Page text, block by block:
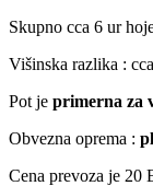
Skupno cca 6 ur
Višinska razlika :
Pot je primerna za
Obvezna oprema :
Cena prevoza je 20